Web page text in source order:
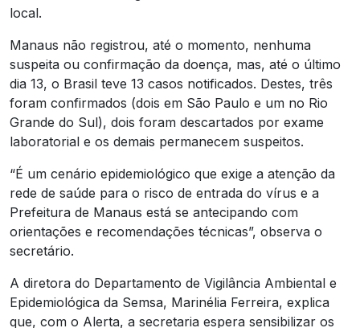
local.
Manaus não registrou, até o momento, nenhuma
suspeita ou confirmação da doença, mas, até o último
dia 13, o Brasil teve 13 casos notificados. Destes, três
foram confirmados (dois em São Paulo e um no Rio
Grande do Sul), dois foram descartados por exame
laboratorial e os demais permanecem suspeitos.
“É um cenário epidemiológico que exige a atenção da
rede de saúde para o risco de entrada do vírus e a
Prefeitura de Manaus está se antecipando com
orientações e recomendações técnicas”, observa o
secretário.
A diretora do Departamento de Vigilância Ambiental e
Epidemiológica da Semsa, Marinélia Ferreira, explica
que, com o Alerta, a secretaria espera sensibilizar os